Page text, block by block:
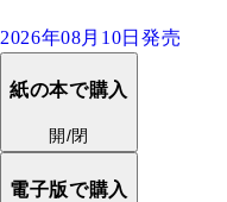
2026年08月10日発売
紙の本で購入
開/閉
電子版で購入